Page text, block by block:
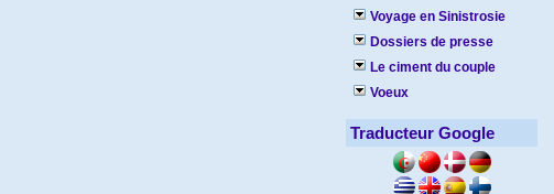
Voyage en Sinistrosie
Dossiers de presse
Le ciment du couple
Voeux
Traducteur Google